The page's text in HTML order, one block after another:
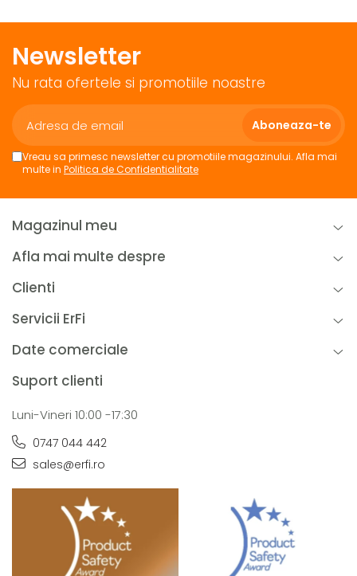
Newsletter
Nu rata ofertele si promotiile noastre
Vreau sa primesc newsletter cu promotiile magazinului. Afla mai
multe in Politica de Confidentialitate
Magazinul meu
Afla mai multe despre
Clienti
Servicii ErFi
Date comerciale
Suport clienti
Luni-Vineri 10:00 -17:30
0747 044 442
sales@erfi.ro